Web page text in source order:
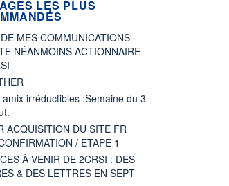
LES PLUS
MES COMMUNICATIONS -
NÉANMOINS ACTIONNAIRE
amix irréductibles :Semaine du 3
ACQUISITION DU SITE FR
/ ETAPE 1
À VENIR DE 2CRSI : DES
& DES LETTRES EN SEPT